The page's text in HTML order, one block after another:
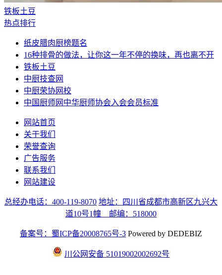
铁板土豆
热点排行
纸皮腊肉厨榜题名
16种排骨的做法，让你这一年不停的换味，再也离不开
铁板土豆
中厨技查网
中厨荣协网校
中国厨师网中华厨师协会入会会员标准
网站首页
关于我们
荣誉查询
广告服务
联系我们
网站建设
总经办电话：400-119-8070 地址：四川省成都市高新区九兴大
道10号1幢 邮编：518000
备案号：蜀ICP备20008765号-3 Powered by DEDEBIZ
川公网安备 51019002002692号